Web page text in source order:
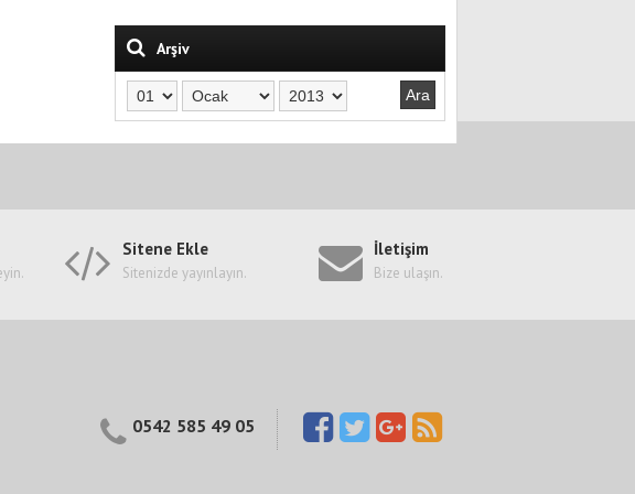
Arşiv
Sitene Ekle
Sitenizde yayınlayın.
İletişim
Bize ulaşın.
0542 585 49 05